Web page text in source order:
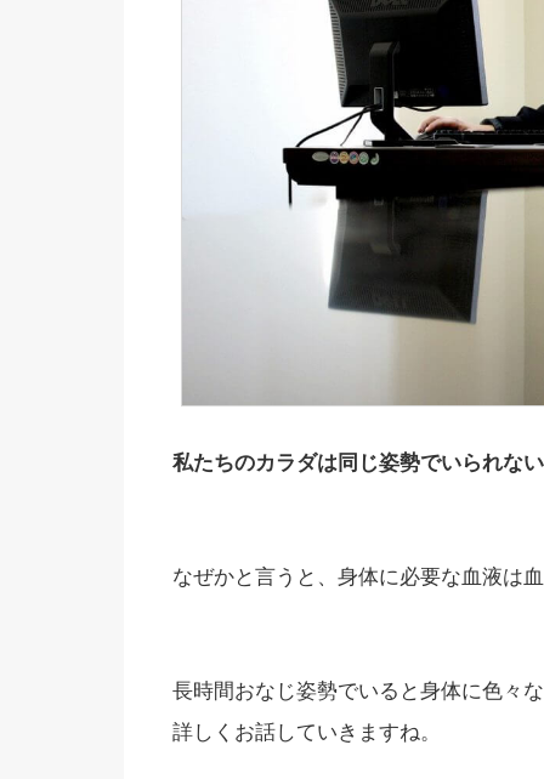
私たちのカラダは同じ姿勢でいられな
なぜかと言うと、身体に必要な血液は
長時間おなじ姿勢でいると身体に色々
詳しくお話していきますね。